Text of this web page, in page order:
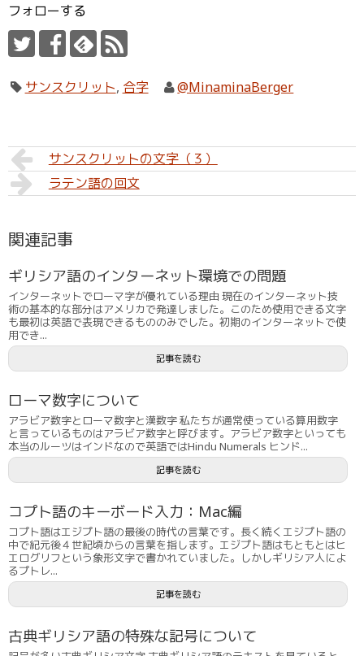
フォローする
サンスクリット, 合字 @MinaminaBerger
サンスクリットの文字（３）
ラテン語の回文
関連記事
ギリシア語のインターネット環境での問題
インターネットでローマ字が優れている理由 現在のインターネット技
術の基本的な部分はアメリカで発達しました。このため使用できる文字
も最初は英語で表現できるもののみでした。初期のインターネットで使
用でき...
記事を読む
ローマ数字について
アラビア数字とローマ数字と漢数字 私たちが通常使っている算用数字
と言っているものはアラビア数字と呼びます。アラビア数字といっても
本当のルーツはインドなので英語ではHindu Numerals ヒンド...
記事を読む
コプト語のキーボード入力：Mac編
コプト語はエジプト語の最後の時代の言葉です。長く続くエジプト語の
中で紀元後４世紀頃からの言葉を指します。エジプト語はもともとはヒ
エログリフという象形文字で書かれていました。しかしギリシア人によ
るプトレ...
記事を読む
古典ギリシア語の特殊な記号について